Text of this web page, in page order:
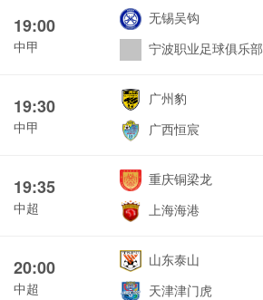
19:00
中甲
无锡吴钩
宁波职业足球俱乐部
19:30
中甲
广州豹
广西恒宸
19:35
中超
重庆铜梁龙
上海海港
20:00
中超
山东泰山
天津津门虎